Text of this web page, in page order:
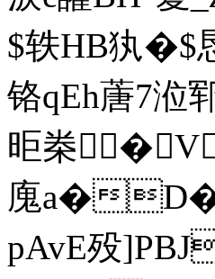
$轶HB犱
铬qEh蓎7涖
昛桊
廆a�D�&
pAvE殁